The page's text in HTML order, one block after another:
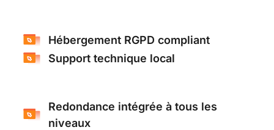
Hébergement RGPD compliant
Support technique local
Redondance intégrée à tous les
niveaux